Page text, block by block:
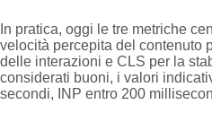
In pratica, oggi le tre metriche
velocità percepita del contenuto
delle interazioni e CLS per la
considerati buoni, i valori
secondi, INP entro 200